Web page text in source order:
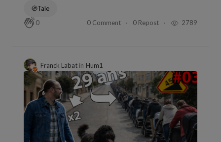
Tale
0
0 Comment 0 Repost 2789
Franck Labat in Hum1